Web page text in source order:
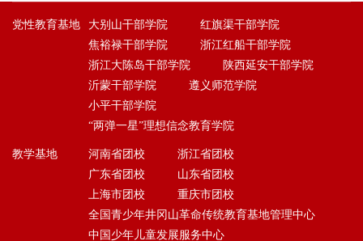
党性教育基地 大别山干部学院
红旗渠干部学院
焦裕禄干部学院
浙江红船干部学院
浙江大陈岛干部学院
陕西延安干部学院
沂蒙干部学院
遵义师范学院
小平干部学院
“两弹一星”理想信念教育学院
教学基地 河南省团校
浙江省团校
广东省团校
山东省团校
上海市团校
重庆市团校
全国青少年井冈山革命传统教育基地管理中心
中国少年儿童发展服务中心